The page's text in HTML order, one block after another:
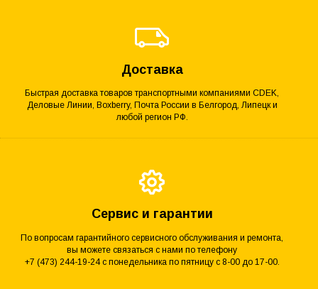
Доставка
Быстрая доставка товаров транспортными компаниями CDEK,
Деловые Линии, Boxberry, Почта России в Белгород, Липецк и
любой регион РФ.
Сервис и гарантии
По вопросам гарантийного сервисного обслуживания и ремонта,
вы можете связаться с нами по телефону
+7 (473) 244-19-24 с понедельника по пятницу с 8-00 до 17-00.